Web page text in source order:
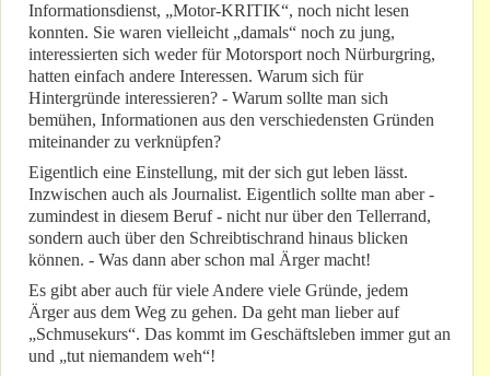
Informationsdienst, „Motor-KRITIK“, noch nicht lesen
konnten. Sie waren vielleicht „damals“ noch zu jung,
interessierten sich weder für Motorsport noch Nürburgring,
hatten einfach andere Interessen. Warum sich für
Hintergründe interessieren? - Warum sollte man sich
bemühen, Informationen aus den verschiedensten Gründen
miteinander zu verknüpfen?
Eigentlich eine Einstellung, mit der sich gut leben lässt.
Inzwischen auch als Journalist. Eigentlich sollte man aber -
zumindest in diesem Beruf - nicht nur über den Tellerrand,
sondern auch über den Schreibtischrand hinaus blicken
können. - Was dann aber schon mal Ärger macht!
Es gibt aber auch für viele Andere viele Gründe, jedem
Ärger aus dem Weg zu gehen. Da geht man lieber auf
„Schmusekurs“. Das kommt im Geschäftsleben immer gut an
und „tut niemandem weh“!